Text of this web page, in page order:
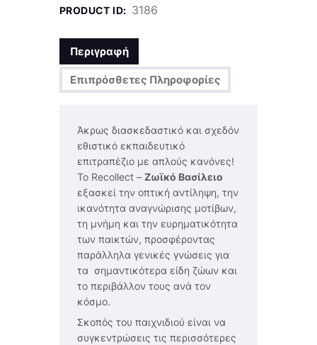
PRODUCT ID: 3186
Περιγραφή
Επιπρόσθετες Πληροφορίες
Άκρως διασκεδαστικό και σχεδόν
εθιστικό εκπαιδευτικό
επιτραπέζιο με απλούς κανόνες!
Το Recollect – Ζωϊκό Βασίλειο
εξασκεί την οπτική αντίληψη, την
ικανότητα αναγνώρισης μοτίβων,
τη μνήμη και την ευρηματικότητα
των παικτών, προσφέροντας
παράλληλα γενικές γνώσεις για
τα σημαντικότερα είδη ζώων και
το περιβάλλον τους ανά τον
κόσμο.
Σκοπός του παιχνιδιού είναι να
συγκεντρώσεις τις περισσότερες